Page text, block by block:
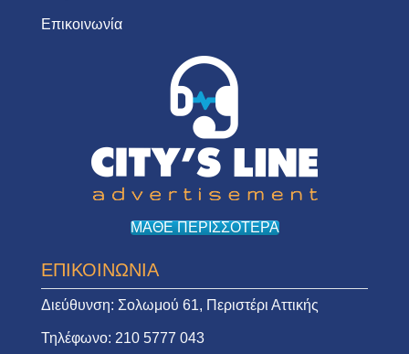
Επικοινωνία
ΜΑΘΕ ΠΕΡΙΣΣΟΤΕΡΑ
ΕΠΙΚΟΙΝΩΝΙΑ
Διεύθυνση: Σολωμού 61, Περιστέρι Αττικής
Τηλέφωνο: 210 5777 043